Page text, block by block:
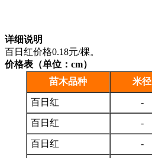
详细说明
百日红价格0.18元/棵。
价格表（单位：cm）
苗木品种
米径
百日红 -
百日红 -
百日红 -